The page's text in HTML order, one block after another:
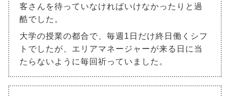
客さんを待っていなければいけなかったりと過
酷でした。
大学の授業の都合で、毎週1日だけ終日働くシフ
トでしたが、エリアマネージャーが来る日に当
たらないように毎回祈っていました。